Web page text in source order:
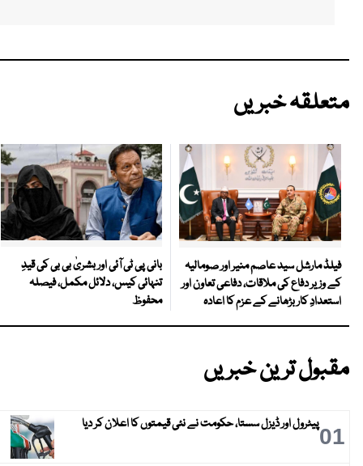
متعلقہ خبریں
فیلڈ مارشل سید عاصم منیر اور صومالیہ
کے وزیر دفاع کی ملاقات، دفاعی تعاون اور
استعدادِ کار بڑھانے کے عزم کا اعادہ
بانی پی ٹی آئی اور بشریٰ بی بی کی قیدِ
تنہائی کیس، دلائل مکمل، فیصلہ
محفوظ
مقبول ترین خبریں
01پیٹرول اور ڈیزل سستا، حکومت نے نئی قیمتوں کا اعلان کر دیا